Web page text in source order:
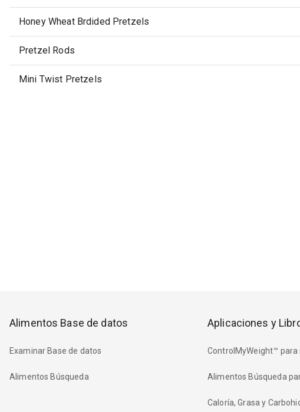
Honey Wheat Brdided Pretzels
Pretzel Rods
Mini Twist Pretzels
Alimentos Base de datos
Examinar Base de datos
Alimentos Búsqueda
Aplicaciones y
ControlMyWeight™ para
Alimentos Búsqueda
Caloría, Grasa y